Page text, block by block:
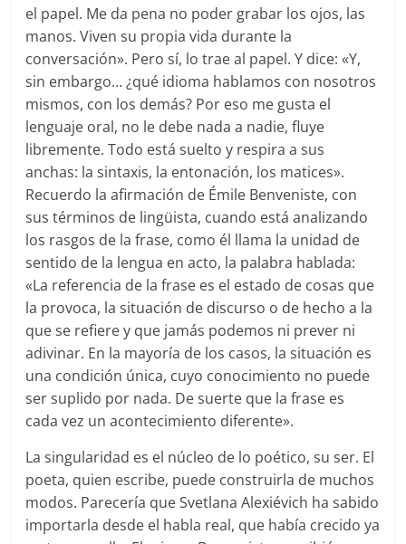
el papel. Me da pena no poder grabar los ojos, las
manos. Viven su propia vida durante la
conversación». Pero sí, lo trae al papel. Y dice: «Y,
sin embargo… ¿qué idioma hablamos con nosotros
mismos, con los demás? Por eso me gusta el
lenguaje oral, no le debe nada a nadie, fluye
libremente. Todo está suelto y respira a sus
anchas: la sintaxis, la entonación, los matices».
Recuerdo la afirmación de Émile Benveniste, con
sus términos de lingüista, cuando está analizando
los rasgos de la frase, como él llama la unidad de
sentido de la lengua en acto, la palabra hablada:
«La referencia de la frase es el estado de cosas que
la provoca, la situación de discurso o de hecho a la
que se refiere y que jamás podemos ni prever ni
adivinar. En la mayoría de los casos, la situación es
una condición única, cuyo conocimiento no puede
ser suplido por nada. De suerte que la frase es
cada vez un acontecimiento diferente».
La singularidad es el núcleo de lo poético, su ser. El
poeta, quien escribe, puede construirla de muchos
modos. Parecería que Svetlana Alexiévich ha sabido
importarla desde el habla real, que había crecido ya